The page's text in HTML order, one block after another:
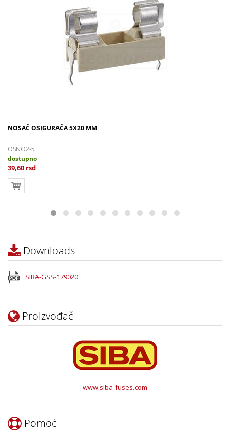
NOSAČ OSIGURAČA 5X20 MM
OSNO2-5
dostupno
39,60 rsd
Downloads
SIBA-GSS-179020
Proizvođač
www.siba-fuses.com
Pomoć